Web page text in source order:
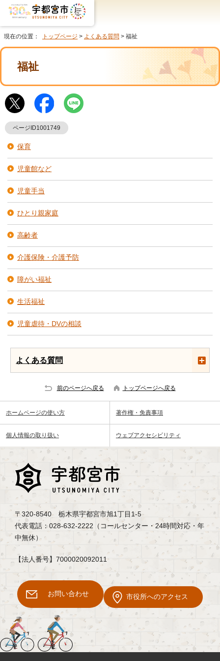
現在の位置： トップページ > よくある質問 > 福祉
福祉
ページID1001749
保育
児童館など
児童手当
ひとり親家庭
高齢者
介護保険・介護予防
障がい福祉
生活福祉
児童虐待・DVの相談
よくある質問
前のページへ戻る トップページへ戻る
ホームページの使い方 著作権・免責事項
個人情報の取り扱い ウェブアクセシビリティ
〒320-8540 栃木県宇都宮市旭1丁目1-5
代表電話：028-632-2222（コールセンター・24時間対応・年
中無休）
【法人番号】7000020092011
お問い合わせ 市役所へのアクセス